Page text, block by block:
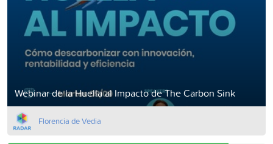
Webinar de la Huella al Impacto de The Carbon Sink
Florencia de Vedia